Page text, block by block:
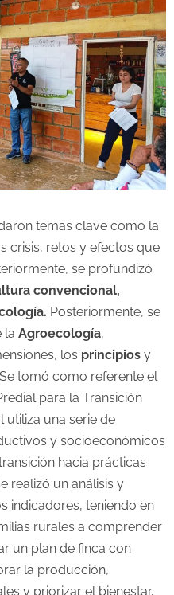
temas clave como la
crisis, retos y efectos que
se profundizó
convencional,
Posteriormente, se
la Agroecología,
los principios y
Se tomó como referente el
para la Transición
utiliza una serie de
y socioeconómicos
hacia prácticas
realizó un análisis y
indicadores, teniendo en
rurales a comprender
un plan de finca con
la producción,
y priorizar el bienestar,